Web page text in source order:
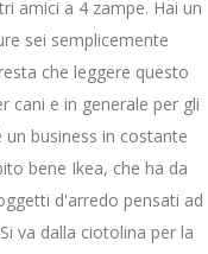
amici a 4 zampe. Hai un
sei semplicemente
che leggere questo
cani e in generale per gli
business in costante
bene Ikea, che ha da
d'arredo pensati ad
va dalla ciotolina per la